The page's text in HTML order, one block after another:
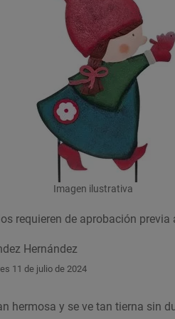
Imagen ilustrativa
requieren de aprobación previa
Hernández
11 de julio de 2024
hermosa y se ve tan tierna sin